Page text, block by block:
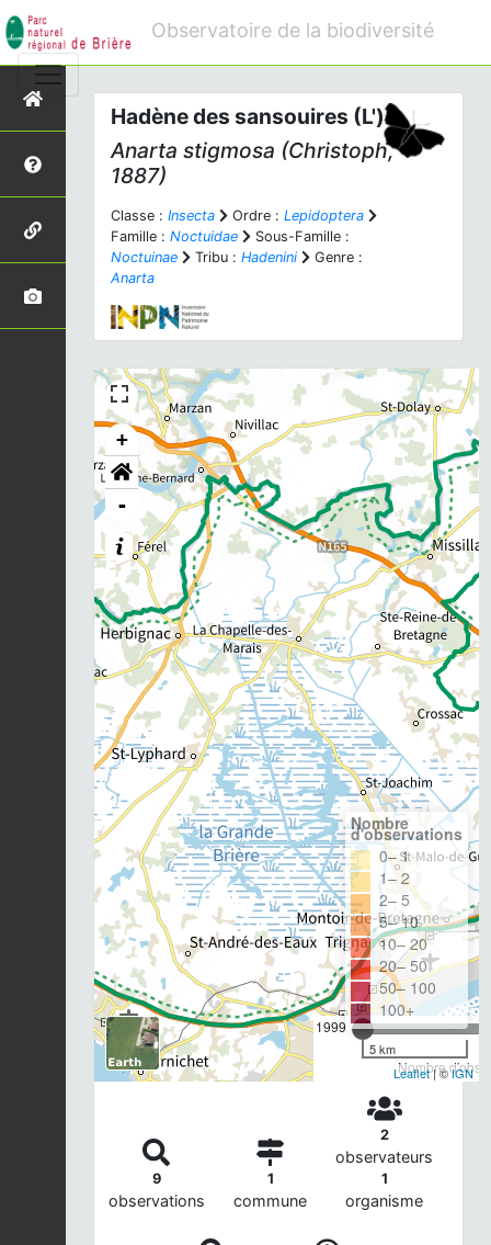
Observatoire de la biodiversité
Hadène des sansouires (L')
Anarta stigmosa (Christoph,
1887)
Classe : Insecta Ordre : Lepidoptera
Famille : Noctuidae
Sous-Famille :
Noctuinae
Tribu : Hadenini
Genre :
Anarta
+
-
1999
Nombre
Nombre
d'observations
0– 1
1– 2
2– 5
5– 10
10– 20
20– 50
50– 100
100+
5 km
Leaflet| ©IGN
9
observations
1
commune
2
observateurs
1
organisme